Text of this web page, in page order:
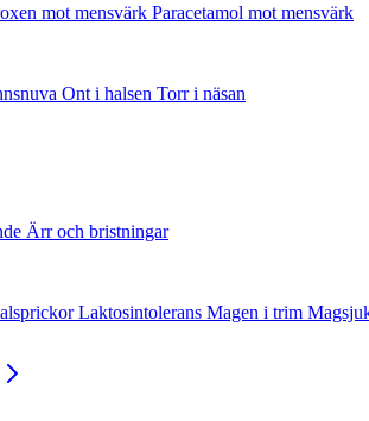
mot mensvärk Paracetamol mot mensvärk
Ont i halsen Torr i näsan
Ärr och bristningar
Laktosintolerans Magen i trim